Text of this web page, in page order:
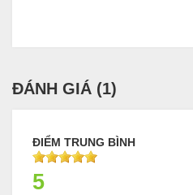
ĐÁNH GIÁ (1)
ĐIỂM TRUNG BÌNH
5